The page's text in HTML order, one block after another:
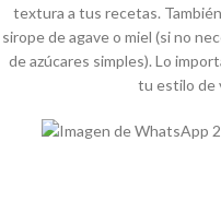
textura a tus recetas.
sirope de agave o miel (si no
de azúcares simples). Lo
tu estilo de